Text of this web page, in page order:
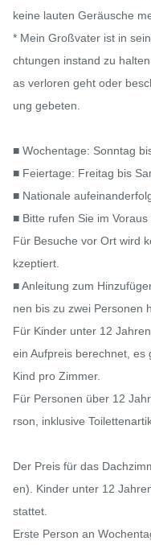
keine lauten Geräusche
* Mein Großvater ist in
chtungen instand zu
as verloren geht oder
ung gebeten.
■ Wochentage: Sonntag
■ Feiertage: Freitag bis
■ Nationale
■ Bitte rufen Sie im
Für Besuche vor Ort wird
kzeptiert.
■ Anleitung zum
nen bis zu zwei Personen
Für Kinder unter 12
ein Aufpreis berechnet, es
Kind pro Zimmer.
Für Personen über 12
rson, inklusive
Der Preis für das
en). Kinder unter 12
stattet.
Erste Person an